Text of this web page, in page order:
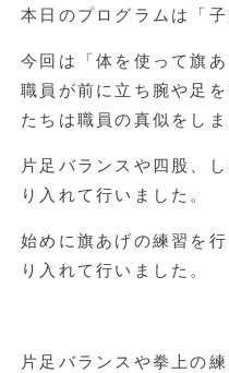
本日のプログラムは「
今回は「体を使って旗
職員が前に立ち腕や足
たちは職員の真似をしま
片足バランスや四股、
り入れて行いました。
始めに旗あげの練習を
り入れて行いました。
片足バランスや拳上の